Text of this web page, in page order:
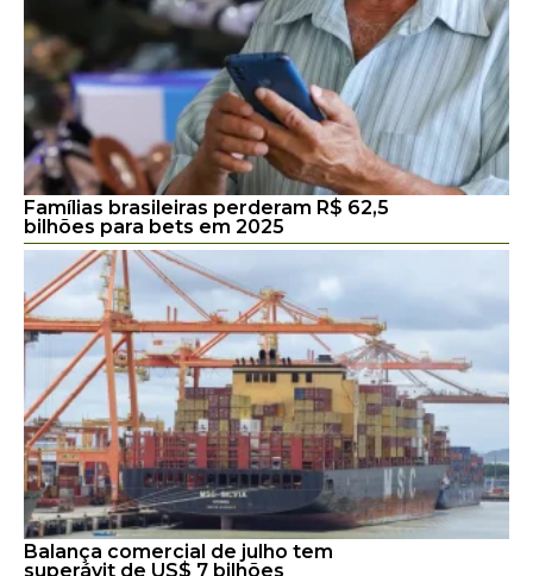
Famílias brasileiras perderam R$ 62,5
bilhões para bets em 2025
Balança comercial de julho tem
superávit de US$ 7 bilhões